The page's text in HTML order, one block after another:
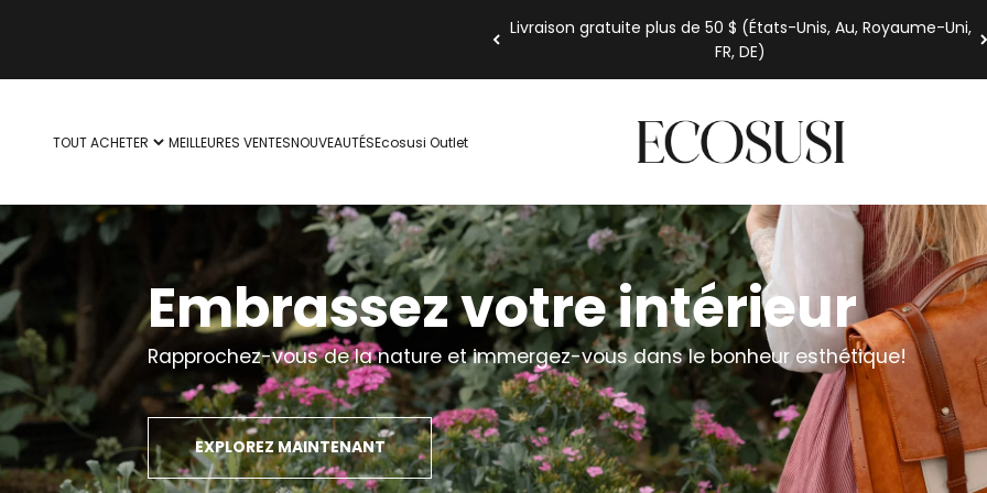
Livraison gratuite plus de 50 $ (États-Unis, Au, Royaume-Uni,
FR, DE)
TOUT ACHETER MEILLEURES VENTESNOUVEAUTÉSEcosusi Outlet
Ecosusi
Embrassez votre intérieur
Rapprochez-vous de la nature et immergez-vous dans le bonheur esthétique!
EXPLOREZ MAINTENANT